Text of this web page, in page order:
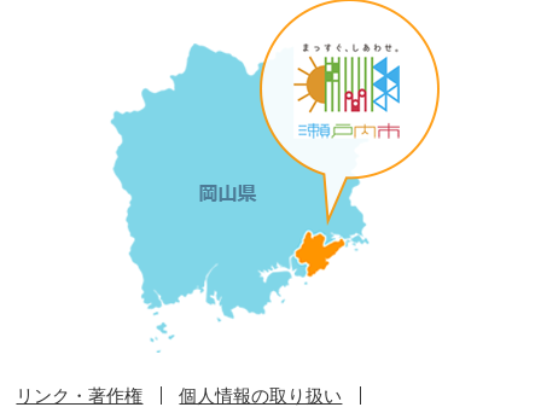
リンク・著作権
個人情報の取り扱い